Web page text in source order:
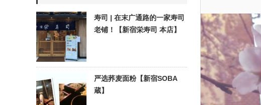
寿司 | 在末广通路的一家寿司
老铺！【新宿栄寿司 本店】
严选荞麦面粉【新宿SOBA
蔵】